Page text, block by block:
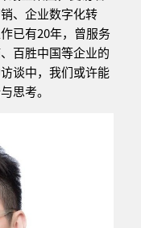
、企业数字化转
已有20年，曾服务
百胜中国等企业的
谈中，我们或许能
思考。